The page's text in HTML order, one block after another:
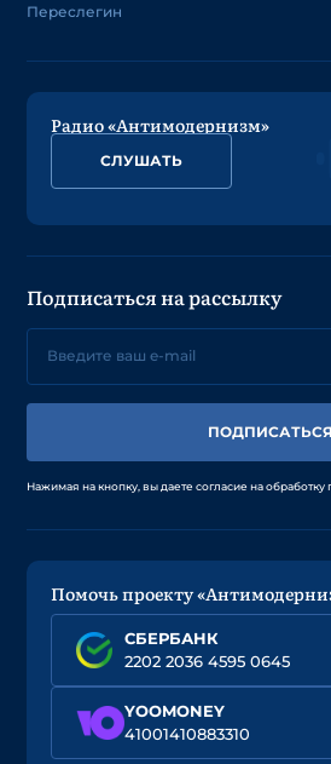
Переслегин
Радио «Антимодернизм»
СЛУШАТЬ
Подписаться на рассылку
ПОДПИСАТЬСЯ
Нажимая на кнопку, вы даете согласие на
Помочь проекту
СБЕРБАНК
2202 2036 4595 0645
YOOMONEY
41001410883310